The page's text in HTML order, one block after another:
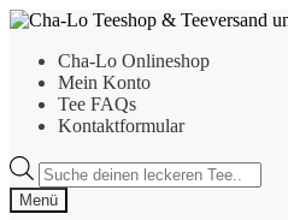
Zur
springen
Zum
springenCha-Lo Onlineshop
Mein Konto
Tee FAQs
Kontaktformular
Products
search
Menü